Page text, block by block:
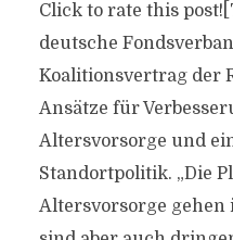
Click to rate this
deutsche
Koalitionsvertrag der
Ansätze für
Altersvorsorge und
Standortpolitik. „Die
Altersvorsorge